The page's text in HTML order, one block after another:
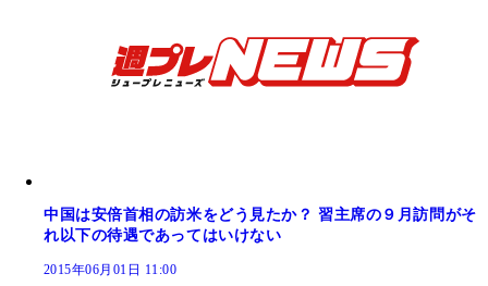
中国は安倍首相の訪米をどう見たか？ 習主席の９月訪問がそ
れ以下の待遇であってはいけない
2015年06月01日 11:00